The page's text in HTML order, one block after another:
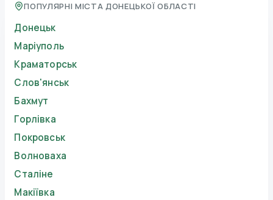
ПОПУЛЯРНІ МІСТА ДОНЕЦЬКОЇ ОБЛАСТІ
Донецьк
Маріуполь
Краматорськ
Слов'янськ
Бахмут
Горлівка
Покровськ
Волноваха
Сталіне
Макіївка